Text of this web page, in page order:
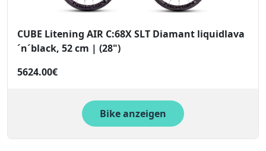
CUBE Litening AIR C:68X SLT Diamant liquidlava
´n´black, 52 cm | (28")
5624.00€
Bike anzeigen